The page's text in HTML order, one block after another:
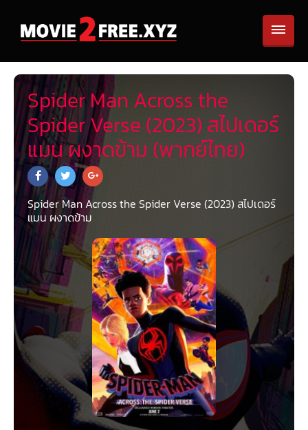
Spider Man Across the
Spider Verse (2023) สไปเดอร์
แมน ผงาดข้าม (พากย์ไทย)
Spider Man Across the Spider Verse (2023) สไปเดอร์
แมน ผงาดข้าม